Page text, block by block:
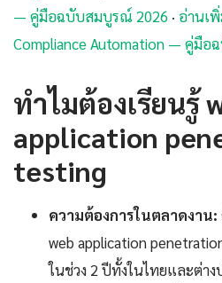
— คู่มือฉบับสมบูรณ์ 2026 · อ่านเ
Compliance Automation — คู่มือ
ทำไมต้องเรียนรู้
application
testing
ความต้องการในตลาดงาน:
web application
ในช่วง 2 ปีทั้งในไทยและต่าง